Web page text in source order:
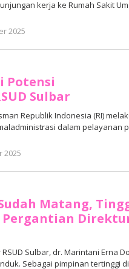
kerja ke Rumah Sakit
2025
Junaedi
Potensi
Sulbar
Republik Indonesia (RI)
dalam pelayanan
2025
Junaedi
Matang,
Pergantian
Sulbar, dr. Marintani Erna
Sebagai pimpinan tertinggi di